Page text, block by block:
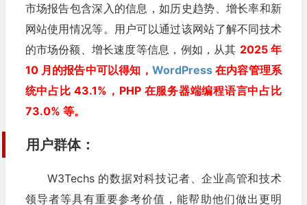
市场报告包含深入的信息，如历史趋势、增长率和新
网站使用情况等。用户可以通过该网站了解不同技术
的市场份额、增长速度等信息，例如，从其 2025 年
10 月的报告中可以得知， WordPress在内容管理系
统中占比 43.1%，PHP 在服务器端编程语言中占比
73.0% 等。
用户群体：
W3Techs 的数据对科技记者、企业高管和技术
领导者等具有重要参考价值，能帮助他们做出更明